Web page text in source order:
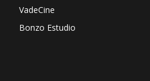
VadeCine
Bonzo Estudio